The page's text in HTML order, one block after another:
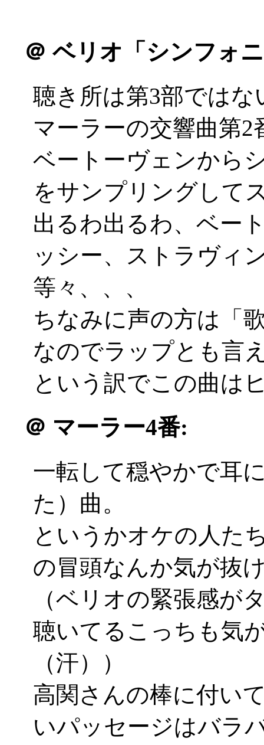
＠ ベリオ「シンフォ
聴き所は第3部ではな
マーラーの交響曲第
ベートーヴェンから
をサンプリングして
出るわ出るわ、ベー
ッシー、ストラヴィ
等々、、、
ちなみに声の方は「
なのでラップとも言
という訳でこの曲は
＠ マーラー4番:
一転して穏やかで耳
た）曲。
というかオケの人た
の冒頭なんか気が抜
（ベリオの緊張感が
聴いてるこっちも気
（汗））
高関さんの棒に付い
いパッセージはバラ